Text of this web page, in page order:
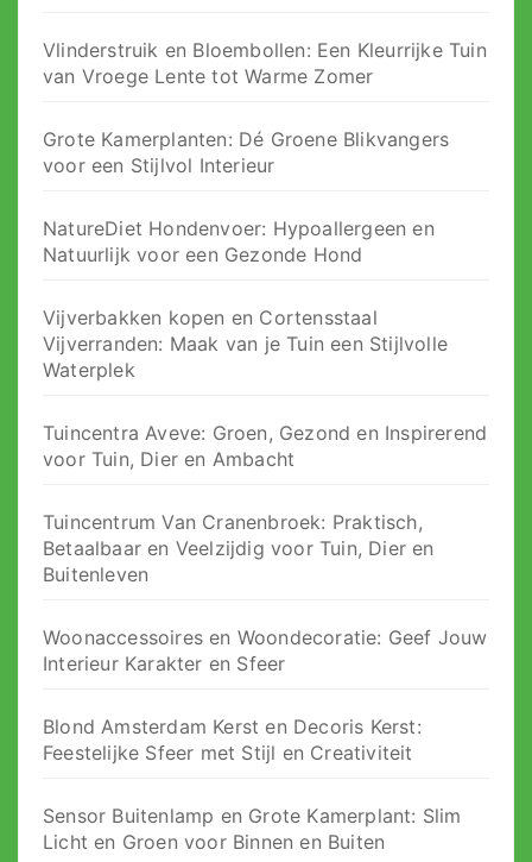
Vlinderstruik en Bloembollen: Een Kleurrijke Tuin
van Vroege Lente tot Warme Zomer
Grote Kamerplanten: Dé Groene Blikvangers
voor een Stijlvol Interieur
NatureDiet Hondenvoer: Hypoallergeen en
Natuurlijk voor een Gezonde Hond
Vijverbakken kopen en Cortensstaal
Vijverranden: Maak van je Tuin een Stijlvolle
Waterplek
Tuincentra Aveve: Groen, Gezond en Inspirerend
voor Tuin, Dier en Ambacht
Tuincentrum Van Cranenbroek: Praktisch,
Betaalbaar en Veelzijdig voor Tuin, Dier en
Buitenleven
Woonaccessoires en Woondecoratie: Geef Jouw
Interieur Karakter en Sfeer
Blond Amsterdam Kerst en Decoris Kerst:
Feestelijke Sfeer met Stijl en Creativiteit
Sensor Buitenlamp en Grote Kamerplant: Slim
Licht en Groen voor Binnen en Buiten